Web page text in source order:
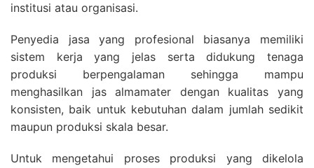
institusi atau organisasi.
Penyedia jasa yang profesional biasanya memiliki
sistem kerja yang jelas serta didukung tenaga
produksi berpengalaman sehingga mampu
menghasilkan jas almamater dengan kualitas yang
konsisten, baik untuk kebutuhan dalam jumlah sedikit
maupun produksi skala besar.
Untuk mengetahui proses produksi yang dikelola